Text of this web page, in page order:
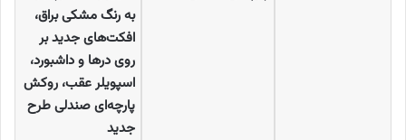
به رنگ مشکی براق،
افکت‌های جدید بر
روی درها و داشبورد،
اسپویلر عقب، روکش
پارچه‌ای صندلی طرح
جدید